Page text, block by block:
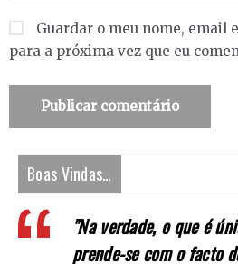
Guardar o meu nome, email
para a próxima vez que eu
Boas Vindas…
"Na verdade, o que é
prende-se com o facto